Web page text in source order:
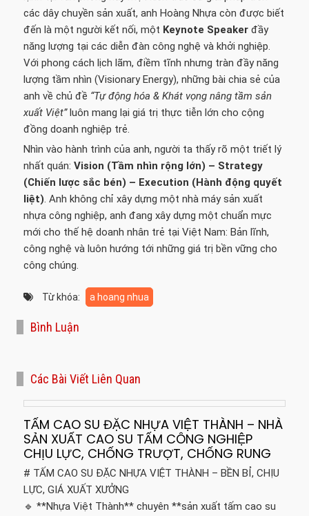
các dây chuyền sản xuất, anh Hoàng Nhựa còn được biết
đến là một người kết nối, một Keynote Speaker đầy
năng lượng tại các diễn đàn công nghệ và khởi nghiệp.
Với phong cách lịch lãm, điềm tĩnh nhưng tràn đầy năng
lượng tầm nhìn (Visionary Energy), những bài chia sẻ của
anh về chủ đề “Tự động hóa & Khát vọng nâng tầm sản
xuất Việt”luôn mang lại giá trị thực tiễn lớn cho cộng
đồng doanh nghiệp trẻ.
Nhìn vào hành trình của anh, người ta thấy rõ một triết lý
nhất quán:Vision (Tầm nhìn rộng lớn) – Strategy
(Chiến lược sắc bén) – Execution (Hành động quyết
liệt). Anh không chỉ xây dựng một nhà máy sản xuất
nhựa công nghiệp, anh đang xây dựng một chuẩn mực
mới cho thế hệ doanh nhân trẻ tại Việt Nam: Bản lĩnh,
công nghệ và luôn hướng tới những giá trị bền vững cho
công chúng.
Từ khóa: a hoang nhua
Bình Luận
Các Bài Viết Liên Quan
TẤM CAO SU ĐẶC NHỰA VIỆT THÀNH – NHÀ
SẢN XUẤT CAO SU TẤM CÔNG NGHIỆP
CHỊU LỰC, CHỐNG TRƯỢT, CHỐNG RUNG
# TẤM CAO SU ĐẶC NHỰA VIỆT THÀNH – BỀN BỈ, CHỊU
LỰC, GIÁ XUẤT XƯỞNG
🔹 **Nhựa Việt Thành** chuyên **sản xuất tấm cao su